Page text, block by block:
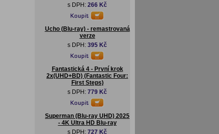
s DPH: 266 Kč
Ucho (Blu-ray) - remastrovaná
verze
s DPH: 395 Kč
Fantastická 4 - První krok
2x(UHD+BD) (Fantastic Four:
First Steps)
s DPH: 779 Kč
Superman (Blu-ray UHD) 2025
- 4K Ultra HD Blu-ray
s DPH: 727 Kč